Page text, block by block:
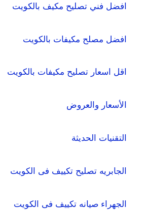
افضل فني تصليح مكيف بالكويت
افضل مصلح مكيفات بالكويت
اقل اسعار تصليح مكيفات بالكويت
الأسعار والعروض
التقنيات الحديثة
الجابريه تصليح تكييف فى الكويت
الجهراء صيانه تكييف فى الكويت